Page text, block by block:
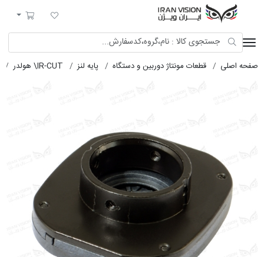
لیست مورد علاقه
سبد خرید
صفحه اصلی قطعات مونتاژ دوربین و دستگاه پایه لنز IR-CUT\ هولدر